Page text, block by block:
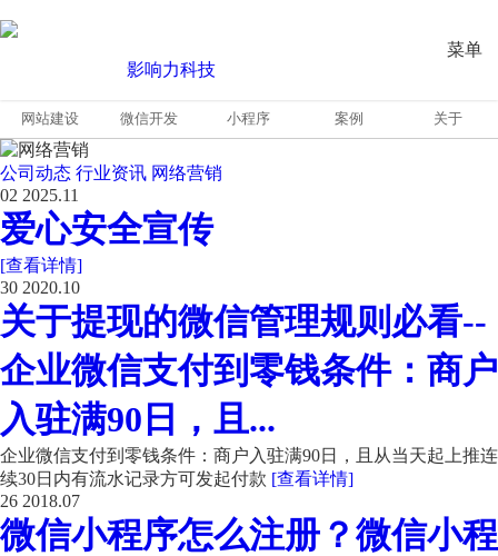
菜单
网站建设 微信开发 小程序 案例 关于
公司动态 行业资讯 网络营销
02 2025.11
爱心安全宣传
[查看详情]
30 2020.10
关于提现的微信管理规则必看--
企业微信支付到零钱条件：商户
入驻满90日，且...
企业微信支付到零钱条件：商户入驻满90日，且从当天起上推连
续30日内有流水记录方可发起付款 [查看详情]
26 2018.07
微信小程序怎么注册？微信小程